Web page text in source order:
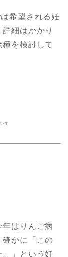
希望される妊
細はかかり
を検討して
て
はりんご病
確かに「この
。」という妊